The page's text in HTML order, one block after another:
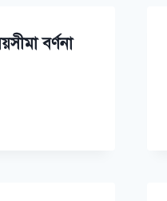
বর্ণনা